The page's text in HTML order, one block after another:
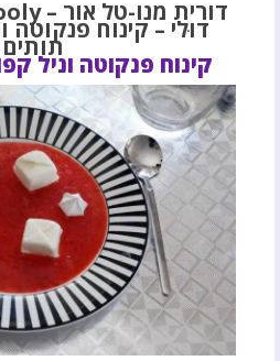
דוּלי – קינוח פנקוטה
תותים
קינוח פנקוטה וניל